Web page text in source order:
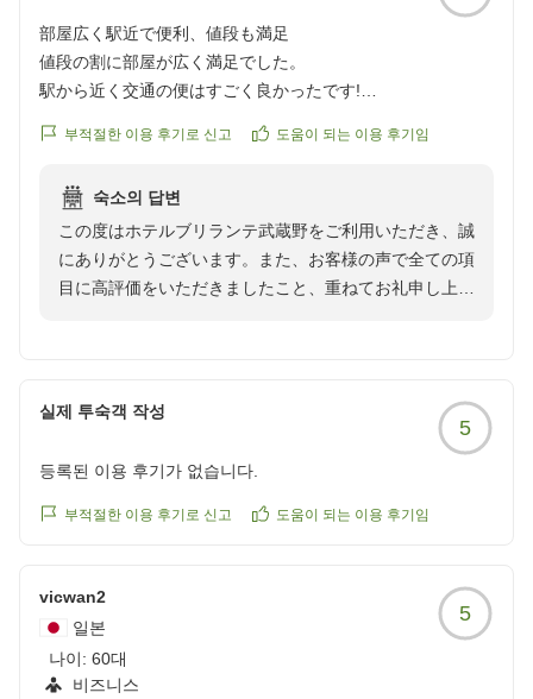
部屋広く駅近で便利、値段も満足
値段の割に部屋が広く満足でした。
駅から近く交通の便はすごく良かったです!
https://review.travel.rakuten.co.jp/hotel/voice/18895?
부적절한 이용 후기로 신고 도움이 되는 이용 후기임
숙소의 답변
この度はホテルブリランテ武蔵野をご利用いただき、誠
にありがとうございます。また、お客様の声で全ての項
目に高評価をいただきましたこと、重ねてお礼申し上げ
にはドレッサーが組み込まれておりますので、女性のお
客様からは自然光でメイクアップができるとご好評いた
だいております。埼玉にお越しの際は、またご宿泊いた
실제 투숙객 작성
5
등록된 이용 후기가 없습니다.
부적절한 이용 후기로 신고 도움이 되는 이용 후기임
vicwan2
일본
나이: 60대
비즈니스
5